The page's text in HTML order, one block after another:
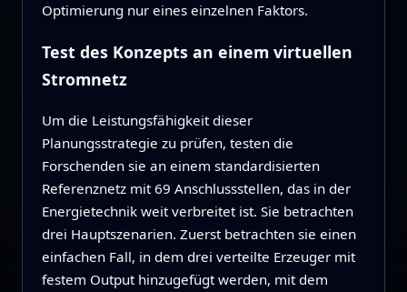
Optimierung nur eines einzelnen Faktors.
Test des Konzepts an einem virtuellen
Stromnetz
Um die Leistungsfähigkeit dieser
Planungsstrategie zu prüfen, testen die
Forschenden sie an einem standardisierten
Referenznetz mit 69 Anschlussstellen, das in der
Energietechnik weit verbreitet ist. Sie betrachten
drei Hauptszenarien. Zuerst betrachten sie einen
einfachen Fall, in dem drei verteilte Erzeuger mit
festem Output hinzugefügt werden, mit dem